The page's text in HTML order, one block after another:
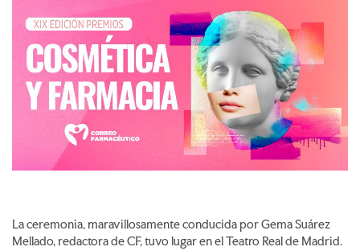
La ceremonia, maravillosamente conducida por Gema Suárez
Mellado, redactora de CF, tuvo lugar en el Teatro Real de Madrid.